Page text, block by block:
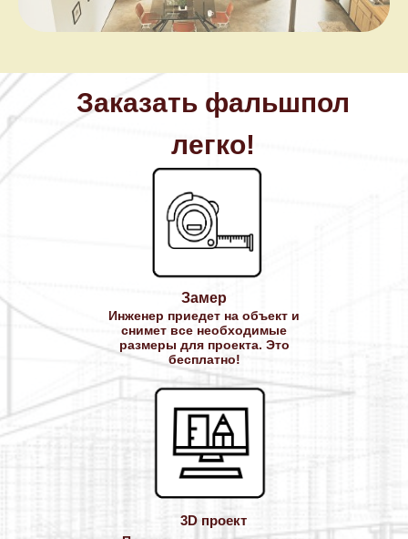
Инженер приедет на объект и
снимет все необходимые
размеры для проекта. Это
бесплатно!
Замер
3D проект
Заказать фальшпол
легко!